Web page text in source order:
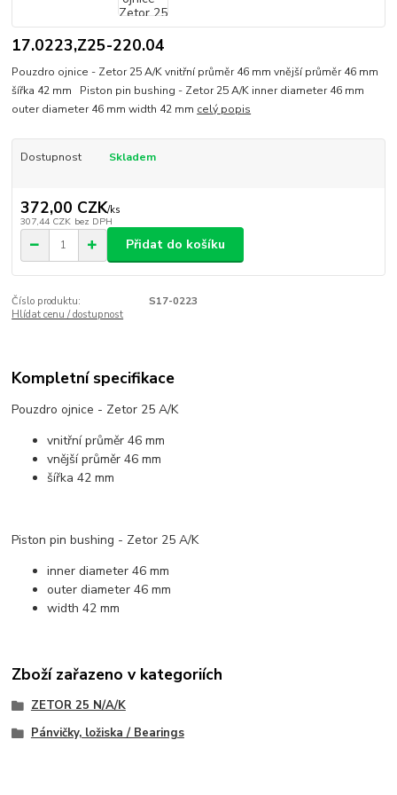
17.0223,Z25-220.04
Pouzdro ojnice - Zetor 25 A/K vnitřní průměr 46 mm vnější průměr 46 mm
šířka 42 mm Piston pin bushing - Zetor 25 A/K inner diameter 46 mm
outer diameter 46 mm width 42 mm celý popis
Dostupnost Skladem
372,00 CZK/ks
307,44 CZK bez DPH
Přidat do košíku
Číslo produktu:
S17-0223
Hlídat cenu / dostupnost
Kompletní specifikace
Pouzdro ojnice - Zetor 25 A/K
vnitřní průměr 46 mm
vnější průměr 46 mm
šířka 42 mm
Piston pin bushing - Zetor 25 A/K
inner diameter 46 mm
outer diameter 46 mm
width 42 mm
Zboží zařazeno v kategoriích
ZETOR 25 N/A/K
Pánvičky, ložiska / Bearings